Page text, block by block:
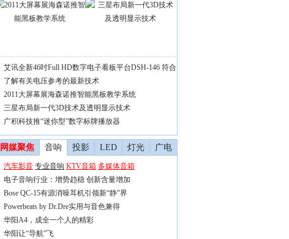
艾讯全新46吋Full HD数字电子看板平台DSH-146 符合
了解有关电压参考的最新技术
2011大屏幕展海森诺推智能黑板教学系统
三星布局新一代3D技术及透明显示技术
广积科技推“迷你型”数字标牌播放器
网媒聚焦 音响 投影 LED 灯光 广电
汽车影音 专业音响 KTV音箱 多媒体音箱
电子音响行业：增势趋稳 创新含量增加
Bose QC-15有源消噪耳机引领新“静”界
Powerbeats by Dr.Dre实用与音色兼得
华阳A4，成全一个人的精彩
华阳让“导航”飞